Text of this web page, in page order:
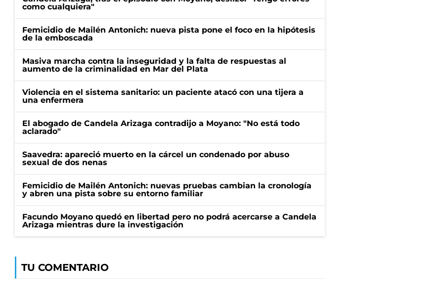
como cualquiera"
Femicidio de Mailén Antonich: nueva pista pone el foco en la hipótesis
de la emboscada
Masiva marcha contra la inseguridad y la falta de respuestas al
aumento de la criminalidad en Mar del Plata
Violencia en el sistema sanitario: un paciente atacó con una tijera a
una enfermera
El abogado de Candela Arizaga contradijo a Moyano: "No está todo
aclarado"
Saavedra: apareció muerto en la cárcel un condenado por abuso
sexual de dos nenas
Femicidio de Mailén Antonich: nuevas pruebas cambian la cronología
y abren una pista sobre su entorno familiar
Facundo Moyano quedó en libertad pero no podrá acercarse a Candela
Arizaga mientras dure la investigación
TU COMENTARIO